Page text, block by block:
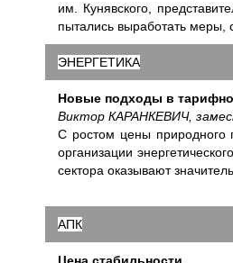
им. Кунявского,
пытались выработать меры,
ЭНЕРГЕТИКА
Новые подходы в
Виктор КАРАНКЕВИЧ,
С ростом цены природного
организации
сектора оказывают
АПК